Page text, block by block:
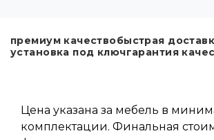
премиум качествобыстрая
установка под ключгарантия
Цена указана за мебель в
комплектации. Финальная